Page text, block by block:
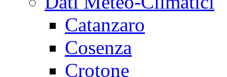
Catanzaro
Cosenza
Crotone